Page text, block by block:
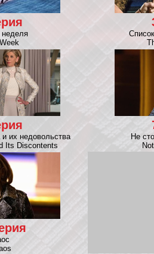
неделя
их недовольства
Its Discontents
Не